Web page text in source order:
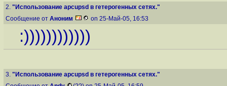
2. "Использование apcupsd в гетерогенных сетях."
Сообщение от Аноним on 25-Май-05, 16:53
:))))))))))))
3. "Использование apcupsd в гетерогенных сетях."